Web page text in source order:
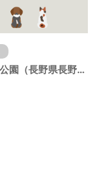
綿内北公園（長野県長野市）